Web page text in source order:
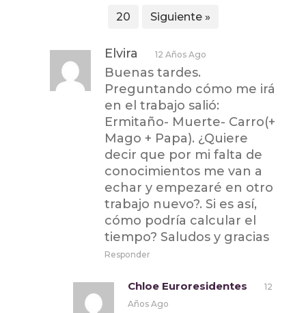
20 Siguiente »
Elvira 12 Años Ago
Buenas tardes.
Preguntando cómo me irá
en el trabajo salió:
Ermitaño- Muerte- Carro(+
Mago + Papa). ¿Quiere
decir que por mi falta de
conocimientos me van a
echar y empezaré en otro
trabajo nuevo?. Si es así,
cómo podría calcular el
tiempo? Saludos y gracias
Responder
Chloe Euroresidentes
12
Años Ago